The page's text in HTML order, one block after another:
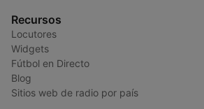
Recursos
Locutores
Widgets
Fútbol en Directo
Blog
Sitios web de radio por país